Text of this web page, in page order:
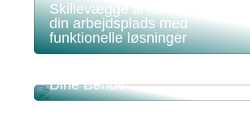
Skillevægge til kontor: Optimer
din arbejdsplads med
funktionelle løsninger
Dine Behov